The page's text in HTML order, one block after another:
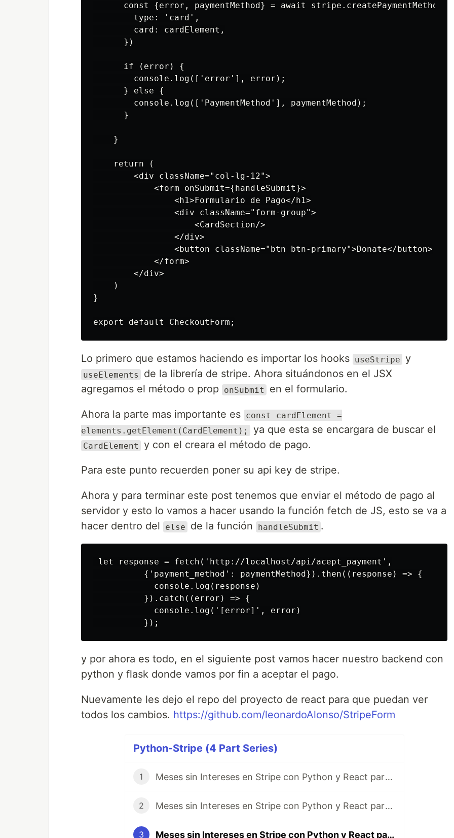
      const {error, paymentMethod} = await stripe.createPaymentMethod({
        type: 'card',
        card: cardElement,
      })
      if (error) {
        console.log(['error'], error);
      } else {
        console.log(['PaymentMethod'], paymentMethod);
      }
    }
    return (
        <div className="col-lg-12">
            <form onSubmit={handleSubmit}>
                <h1>Formulario de Pago</h1>
                <div className="form-group">
                    <CardSection/>
                </div>
                <button className="btn btn-primary">Donate</button>
            </form>
        </div>
    )
}
Lo primero que estamos haciendo es importar los hooks useStripe y
useElements
de la librería de stripe. Ahora situándonos en el JSX
agregamos el método o prop
onSubmit en el formulario.
Ahora la parte mas importante es const cardElement =
elements.getElement(CardElement);
ya que esta se encargara de buscar el
CardElement y con el creara el método de pago.
Para este punto recuerden poner su api key de stripe.
Ahora y para terminar este post tenemos que enviar el método de pago al
servidor y esto lo vamos a hacer usando la función fetch de JS, esto se va a
hacer dentro del
else de la función handleSubmit .
let response = fetch('http://localhost/api/acept_payment',
          {'payment_method': paymentMethod}).then((response) => {
            console.log(response)
          }).catch((error) => {
            console.log('[error]', error)
y por ahora es todo, en el siguiente post vamos hacer nuestro backend con
python y flask donde vamos por fin a aceptar el pago.
Nuevamente les dejo el repo del proyecto de react para que puedan ver
todos los cambios. https://github.com/leonardoAlonso/StripeForm
Python-Stripe (4 Part Series)
1 Meses sin Intereses en Stripe con Python y React parte 1
2 Meses sin Intereses en Stripe con Python y React parte 2
3 Meses sin Intereses en Stripe con Python y React parte 3